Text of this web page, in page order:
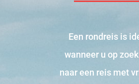
Een rondreis is
wanneer u op
naar een reis met